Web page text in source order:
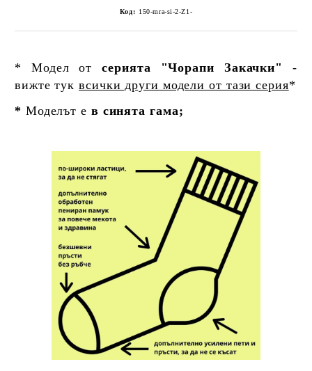
Код: 150-mra-si-2-Z1-
* Модел отсерията "Чорапи Закачки"
-
вижте туквсички други модели от тази серия*
* Моделът е в синята гама;